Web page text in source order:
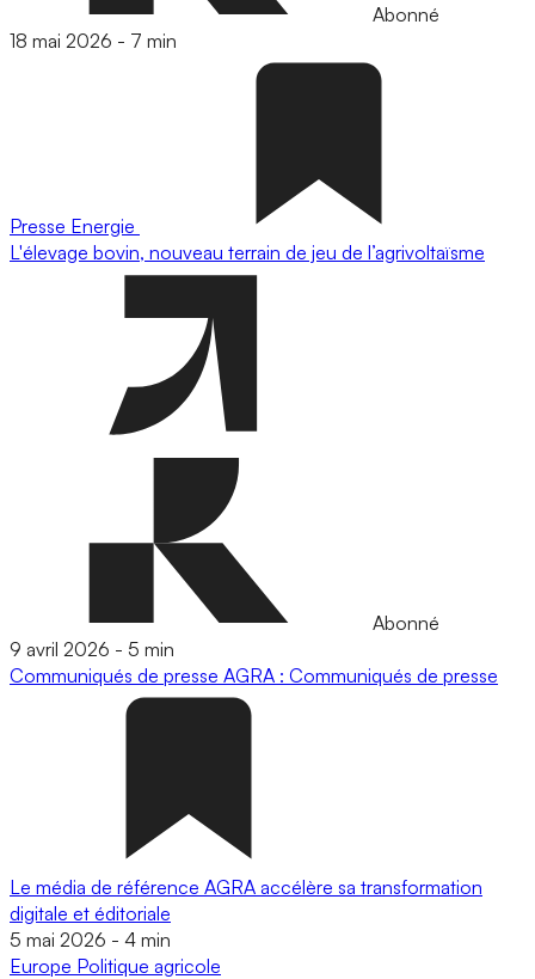
Abonné
18 mai 2026 - 7 min
Presse Energie
L'élevage bovin, nouveau terrain de jeu de l’agrivoltaïsme
Abonné
9 avril 2026 - 5 min
Communiqués de presse AGRA : Communiqués de presse
Le média de référence AGRA accélère sa transformation
digitale et éditoriale
5 mai 2026 - 4 min
Europe Politique agricole